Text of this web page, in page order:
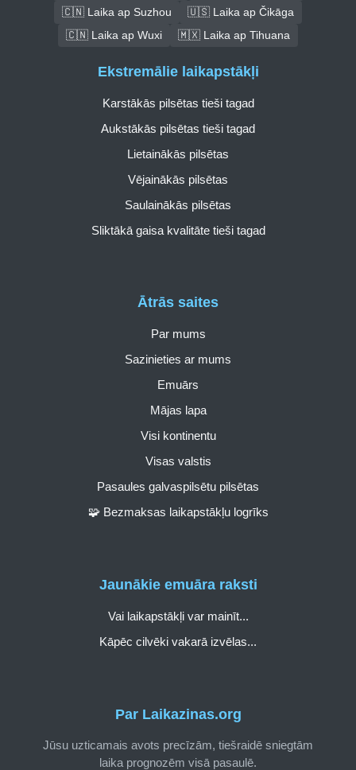
🇨🇳 Laika ap Suzhou
🇺🇸 Laika ap Čikāga
🇨🇳 Laika ap Wuxi
🇲🇽 Laika ap Tihuana
Par Laikazinas.org
Jūsu uzticamais avots precīzām, tiešraidē sniegtām
laika prognozēm visā pasaulē.
Ātrās saites
Par mums
Sazinieties ar mums
Emuārs
Mājas lapa
Visi kontinentu
Visas valstis
Pasaules galvaspilsētu pilsētas
🧩 Bezmaksas laikapstākļu logrīks
Ekstremālie laikapstākļi
Karstākās pilsētas tieši tagad
Aukstākās pilsētas tieši tagad
Lietainākās pilsētas
Vējainākās pilsētas
Saulainākās pilsētas
Sliktākā gaisa kvalitāte tieši tagad
Jaunākie emuāra raksti
Vai laikapstākļi var mainīt...
Kāpēc cilvēki vakarā izvēlas...